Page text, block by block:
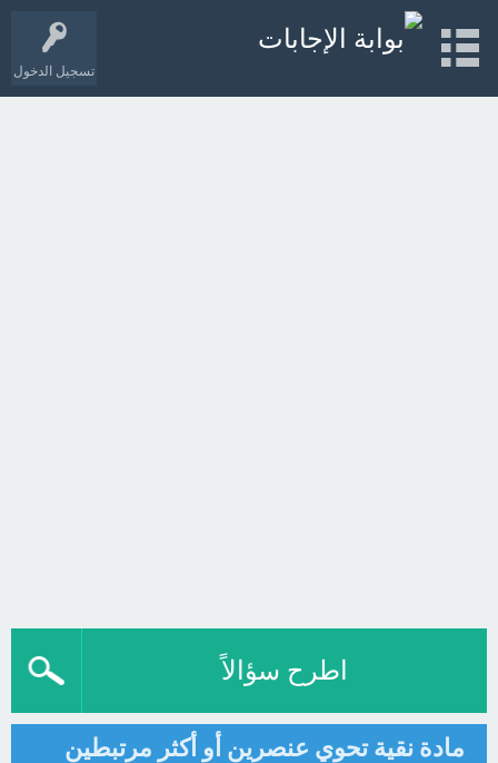
تسجيل الدخول
اطرح سؤالاً
مادة نقية تحوي عنصرين أو أكثر مرتبطين